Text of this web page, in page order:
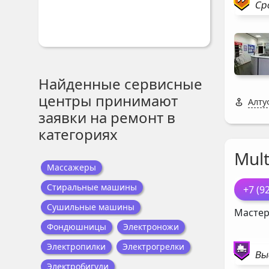
Найденные сервисные
центры принимают
заявки на ремонт в
категориях
Массажеры
Стиральные машины
Сушильные машины
Фондюшницы
Электроножи
Электропилки
Электрогрелки
Электробигуди
+7